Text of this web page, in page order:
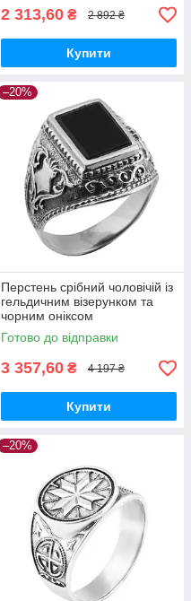
2 313,60 ₴ 2 892 ₴
Купити
–20%
Перстень срібний чоловічій із
гельдичним візерунком та
чорним оніксом
Готово до відправки
3 357,60 ₴ 4 197 ₴
Купити
–20%